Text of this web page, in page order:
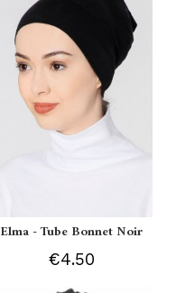
Elma - Tube Bonnet Noir
€4.50